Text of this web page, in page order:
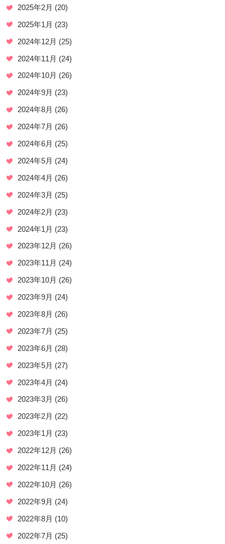
2025年2月 (20)
2025年1月 (23)
2024年12月 (25)
2024年11月 (24)
2024年10月 (26)
2024年9月 (23)
2024年8月 (26)
2024年7月 (26)
2024年6月 (25)
2024年5月 (24)
2024年4月 (26)
2024年3月 (25)
2024年2月 (23)
2024年1月 (23)
2023年12月 (26)
2023年11月 (24)
2023年10月 (26)
2023年9月 (24)
2023年8月 (26)
2023年7月 (25)
2023年6月 (28)
2023年5月 (27)
2023年4月 (24)
2023年3月 (26)
2023年2月 (22)
2023年1月 (23)
2022年12月 (26)
2022年11月 (24)
2022年10月 (26)
2022年9月 (24)
2022年8月 (10)
2022年7月 (25)